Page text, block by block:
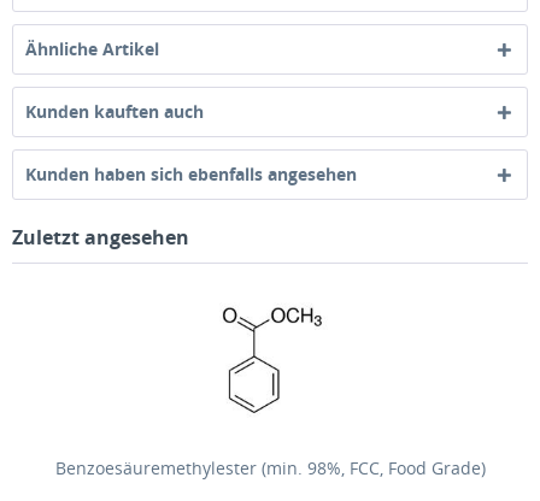
Ähnliche Artikel
Kunden kauften auch
Kunden haben sich ebenfalls angesehen
Zuletzt angesehen
Benzoesäuremethylester (min. 98%, FCC, Food Grade)